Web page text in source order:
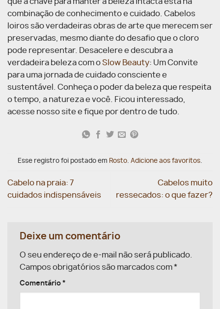
combinação de conhecimento e cuidado. Cabelos
loiros são verdadeiras obras de arte que merecem ser
preservadas, mesmo diante do desafio que o cloro
pode representar.
Desacelere e descubra a
verdadeira beleza com oSlow Beauty: Um Convite
para uma jornada de cuidado consciente e
sustentável. Conheça o poder da beleza que respeita
o tempo, a natureza e você. Ficou interessado,
acesse nosso site e fique por dentro de tudo.
Esse registro foi postado em Rosto. Adicione aos favoritos.
Cabelo na praia: 7
cuidados indispensáveis
Cabelos muito
ressecados: o que fazer?
Deixe um comentário
O seu endereço de e-mail não será publicado.
Campos obrigatórios são marcados com*
Comentário *